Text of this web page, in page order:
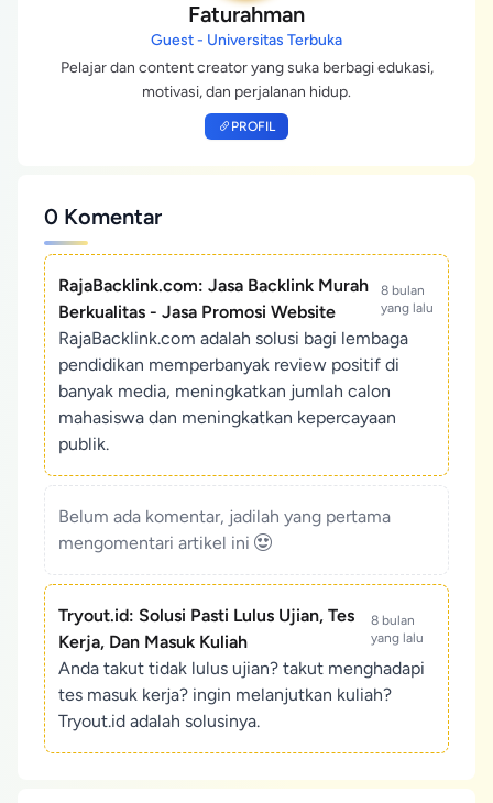
Faturahman
Guest - Universitas Terbuka
Pelajar dan content creator yang suka berbagi edukasi,
motivasi, dan perjalanan hidup.
PROFIL
0 Komentar
RajaBacklink.com: Jasa Backlink Murah
Berkualitas - Jasa Promosi Website
8 bulan
yang lalu
RajaBacklink.com adalah solusi bagi lembaga
pendidikan memperbanyak review positif di
banyak media, meningkatkan jumlah calon
mahasiswa dan meningkatkan kepercayaan
publik.
Belum ada komentar, jadilah yang pertama
mengomentari artikel ini
Tryout.id: Solusi Pasti Lulus Ujian, Tes
Kerja, Dan Masuk Kuliah
8 bulan
yang lalu
Anda takut tidak lulus ujian? takut menghadapi
tes masuk kerja? ingin melanjutkan kuliah?
Tryout.id adalah solusinya.